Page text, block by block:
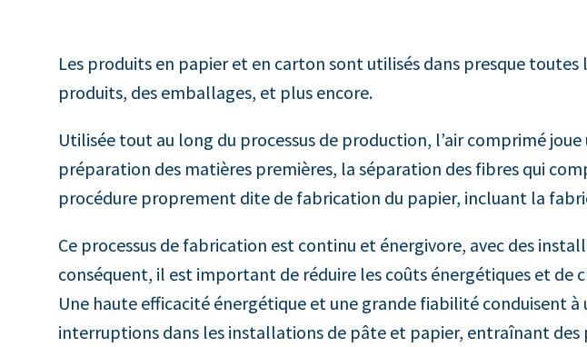
Les produits en papier et en carton sont utilisés dans presque
produits, des emballages, et plus encore.
Utilisée tout au long du processus de production, l’air comprimé
préparation des matières premières, la séparation des fibres qui
procédure proprement dite de fabrication du papier, incluant la
Ce processus de fabrication est continu et énergivore, avec des
conséquent, il est important de réduire les coûts énergétiques et
Une haute efficacité énergétique et une grande fiabilité conduisent
interruptions dans les installations de pâte et papier, entraînant